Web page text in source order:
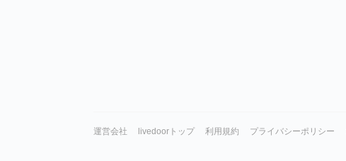
運営会社 livedoorトップ 利用規約 プライバシーポリシー